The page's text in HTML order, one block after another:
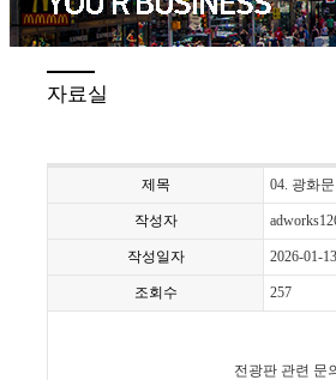
자료실
제목 04. 광화
작성자
작성일자 2026-01-13
조회수 257
전광판 관련 문의